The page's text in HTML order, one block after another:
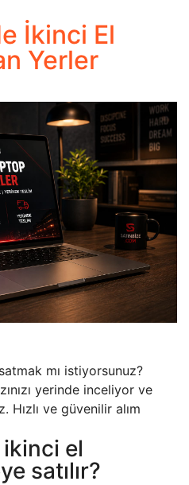
İkinci El
Yerler
mı istiyorsunuz?
yerinde inceliyor ve
Hızlı ve güvenilir alım
el
satılır?